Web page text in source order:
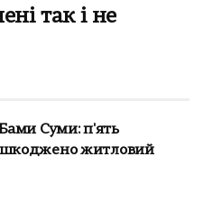
так і не
Суми: п'ять
житловий